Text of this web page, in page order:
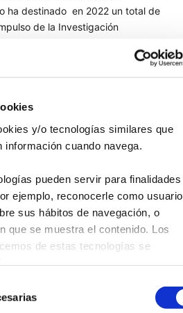
y/o tecnologías similares que
cuando navega.
pueden servir para finalidades
ejemplo, reconocerle como
sus hábitos de navegación, o
que se muestra el contenido. Los
de estas tecnologías se
ha destinado en 2022 un total de
de la Investigación
a la Investigación Biomédica y del
que se entregaron en la
en Madrid.
sobre ‘Nuevas estrategias
transmisión de poblaciones
(MicroCarbaFlux)’, liderado por la
(CIBERINFEC, Hospital
– IRYCIS); y sobre los ‘Factores
en las trayectorias de
cuyo investigador
Xavier Nogués (Fundación
esta convocatoria, dotada en su